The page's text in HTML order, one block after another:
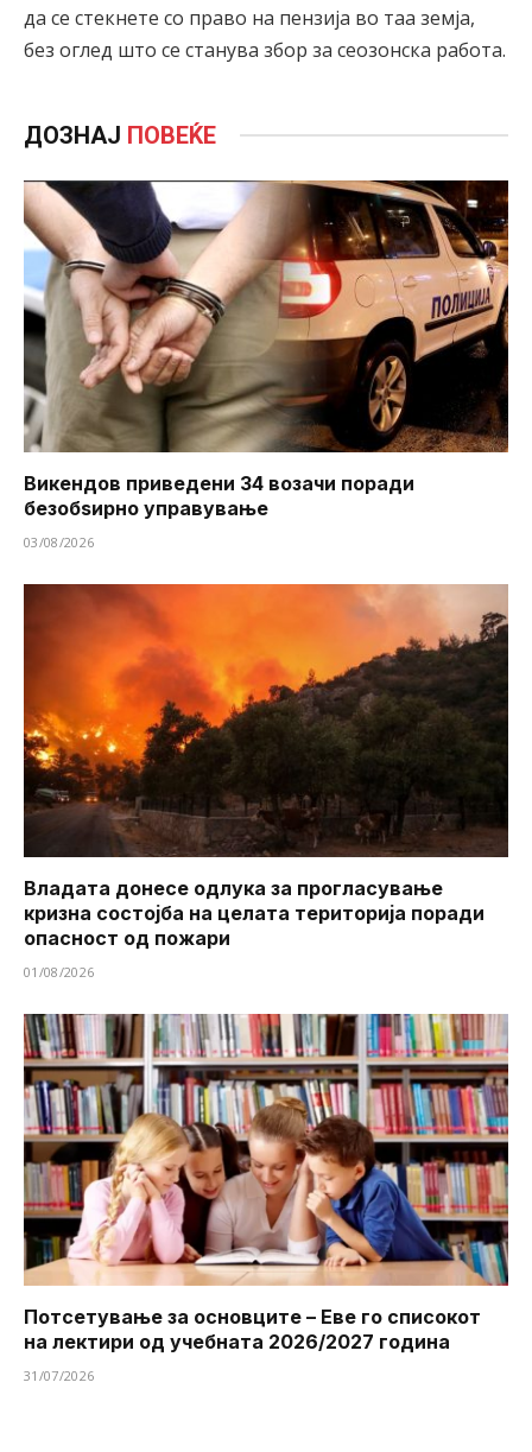
да се стекнете со право на пензија во таа земја,
без оглед што се станува збор за сеозонска работа.
ДОЗНАЈ ПОВЕЌЕ
Викендов приведени 34 возачи поради
безобѕирно управување
03/08/2026
Владата донесе одлука за прогласување
кризна состојба на целата територија поради
опасност од пожари
01/08/2026
Потсетување за основците – Еве го списокот
на лектири од учебната 2026/2027 година
31/07/2026